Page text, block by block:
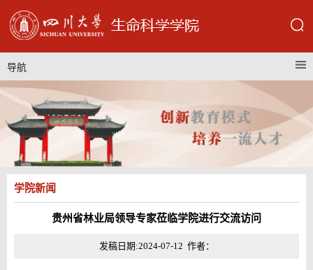
导航
学院新闻
贵州省林业局领导专家莅临学院进行交流访问
发稿日期:2024-07-12 作者：